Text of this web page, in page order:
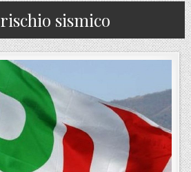
rischio sismico